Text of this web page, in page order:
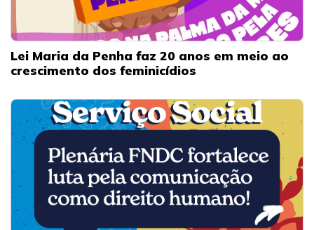
Lei Maria da Penha faz 20 anos em meio ao
crescimento dos feminicídios